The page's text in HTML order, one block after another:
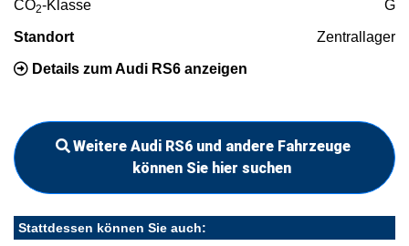
CO2-Klasse G
Standort Zentrallager
Details zum Audi RS6 anzeigen
Weitere Audi RS6 und andere Fahrzeuge
können Sie hier suchen
Stattdessen können Sie auch: